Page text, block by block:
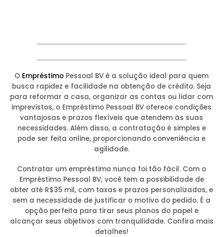
O Empréstimo Pessoal BV é a solução ideal para quem
busca rapidez e facilidade na obtenção de crédito. Seja
para reformar a casa, organizar as contas ou lidar com
imprevistos, o Empréstimo Pessoal BV oferece condições
vantajosas e prazos flexíveis que atendem às suas
necessidades. Além disso, a contratação é simples e
pode ser feita online, proporcionando conveniência e
agilidade.
Contratar um empréstimo nunca foi tão fácil. Com o
Empréstimo Pessoal BV, você tem a possibilidade de
obter até R$35 mil, com taxas e prazos personalizados, e
sem a necessidade de justificar o motivo do pedido. É a
opção perfeita para tirar seus planos do papel e
alcançar seus objetivos com tranquilidade. Confira mais
detalhes!